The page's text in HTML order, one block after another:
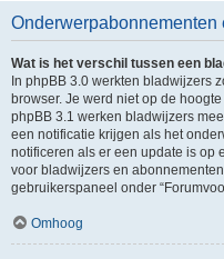
Onderwerpabonnementen
Wat is het verschil tussen een
In phpBB 3.0 werkten bladwijzers
browser. Je werd niet op de
phpBB 3.1 werken bladwijzers
een notificatie krijgen als het
notificeren als er een update is op
voor bladwijzers en
gebruikerspaneel onder
Omhoog